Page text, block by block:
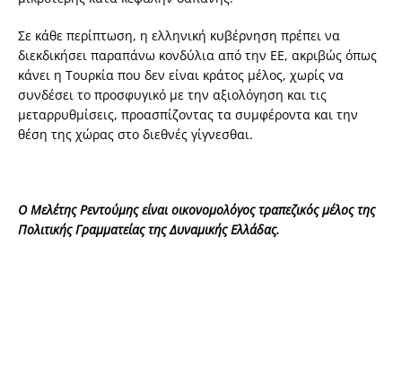
Σε κάθε περίπτωση, η ελληνική κυβέρνηση πρέπει να
διεκδικήσει παραπάνω κονδύλια από την ΕΕ, ακριβώς όπως
κάνει η Τουρκία που δεν είναι κράτος μέλος, χωρίς να
συνδέσει το προσφυγικό με την αξιολόγηση και τις
μεταρρυθμίσεις, προασπίζοντας τα συμφέροντα και την
θέση της χώρας στο διεθνές γίγνεσθαι.
Ο Μελέτης Ρεντούμης είναι οικονομολόγος τραπεζικός μέλος της
Πολιτικής Γραμματείας της Δυναμικής Ελλάδας.